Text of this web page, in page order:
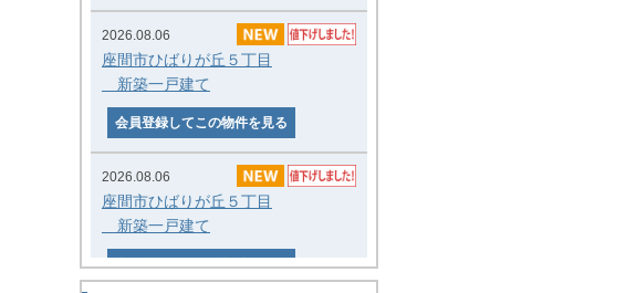
2026.08.06
座間市ひばりが丘５丁目
新築一戸建て
会員登録してこの物件を見る
2026.08.06
座間市ひばりが丘５丁目
新築一戸建て
会員登録してこの物件を見る